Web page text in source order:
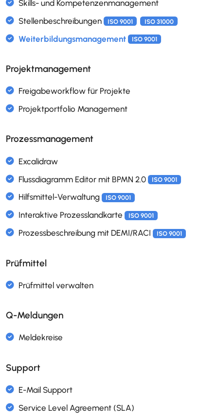
Interne und externe Themen ISO 9001
Alumni (ehemalige Mitarbeitende)
Aufbauorganisation
ISO 9001
Dienstjubiläen
Geburtstagsliste
Monatsabschluss
Organigramm
Personaladministration
Weiterbildungsmanagement
Projektmanagement
Freigabeworkflow für Projekte
Projektportfolio Management
Prozessmanagement
Prüfmittel
Q-Meldungen
Support